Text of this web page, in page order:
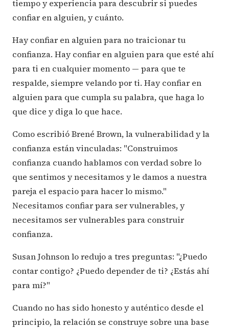
tiempo y experiencia para descubrir si puedes
confiar en alguien, y cuánto.
Hay confiar en alguien para no traicionar tu
confianza. Hay confiar en alguien para que esté ahí
para ti en cualquier momento — para que te
respalde, siempre velando por ti. Hay confiar en
alguien para que cumpla su palabra, que haga lo
que dice y diga lo que hace.
Como escribió Brené Brown, la vulnerabilidad y la
confianza están vinculadas: "Construimos
confianza cuando hablamos con verdad sobre lo
que sentimos y necesitamos y le damos a nuestra
pareja el espacio para hacer lo mismo."
Necesitamos confiar para ser vulnerables, y
necesitamos ser vulnerables para construir
confianza.
Susan Johnson lo redujo a tres preguntas: "¿Puedo
contar contigo? ¿Puedo depender de ti? ¿Estás ahí
para mí?"
Cuando no has sido honesto y auténtico desde el
principio, la relación se construye sobre una base